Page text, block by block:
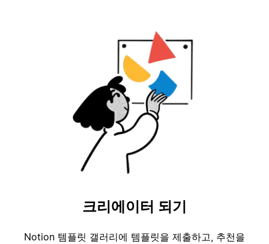
크리에이터 되기
Notion 템플릿 갤러리에 템플릿을 제출하고, 추천을